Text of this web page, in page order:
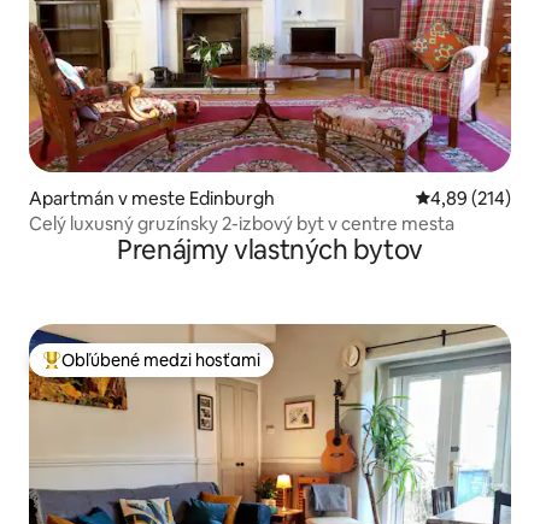
Apartmán v meste Edinburgh Priemerné
4,89 (214)
Celý luxusný gruzínsky 2-izbový byt v centre mesta
Prenájmy vlastných bytov
Najobľúbenejšie medzi hosťami
Obľúbené medzi hosťami